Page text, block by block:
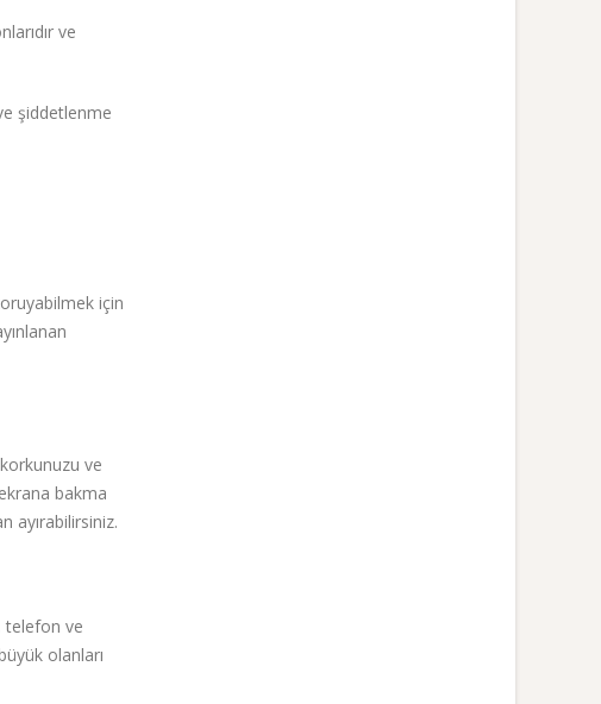
ve
şiddetlenme
için
ve
bakma
ayırabilirsiniz.
telefon ve
olanları